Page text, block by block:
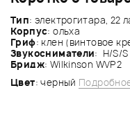
Тип: электрогитара, 22
Корпус: ольха
Гриф: клен (винтовое
Звукосниматели: H/S/
Бридж: Wilkinson WVP2
Цвет: черный